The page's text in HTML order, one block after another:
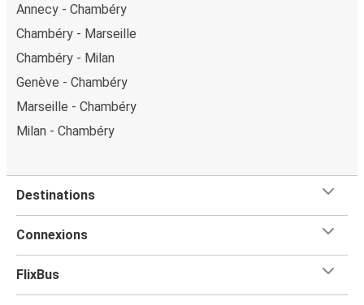
Annecy - Chambéry
Chambéry - Marseille
Chambéry - Milan
Genève - Chambéry
Marseille - Chambéry
Milan - Chambéry
Destinations
Connexions
FlixBus